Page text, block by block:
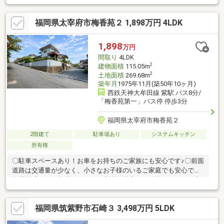
福岡県太宰府市梅香苑２ 1,898万円 4LDK
1,898万円
間取り 4LDK
建物面積115.05m2
土地面積269.68m2
築年月 1975年11月(築50年10ヶ月)
西鉄天神大牟田線 紫駅 バス8分/
「梅香苑第一」バス停 停歩3分
福岡県太宰府市梅香苑２
2階建て 駐車場あり
システムキッチン
所有権
〇駐車スペースあり！お車をお持ちのご家族にも安心です♪〇前面
道路は交通量が少なく、小さなお子様のいるご家庭でも安心です♪
にも◎〇周辺にコンビニやドラグストア・飲食店など揃い生活便
利な住環境です♪
福岡県筑紫野市石崎３ 3,498万円 5LDK